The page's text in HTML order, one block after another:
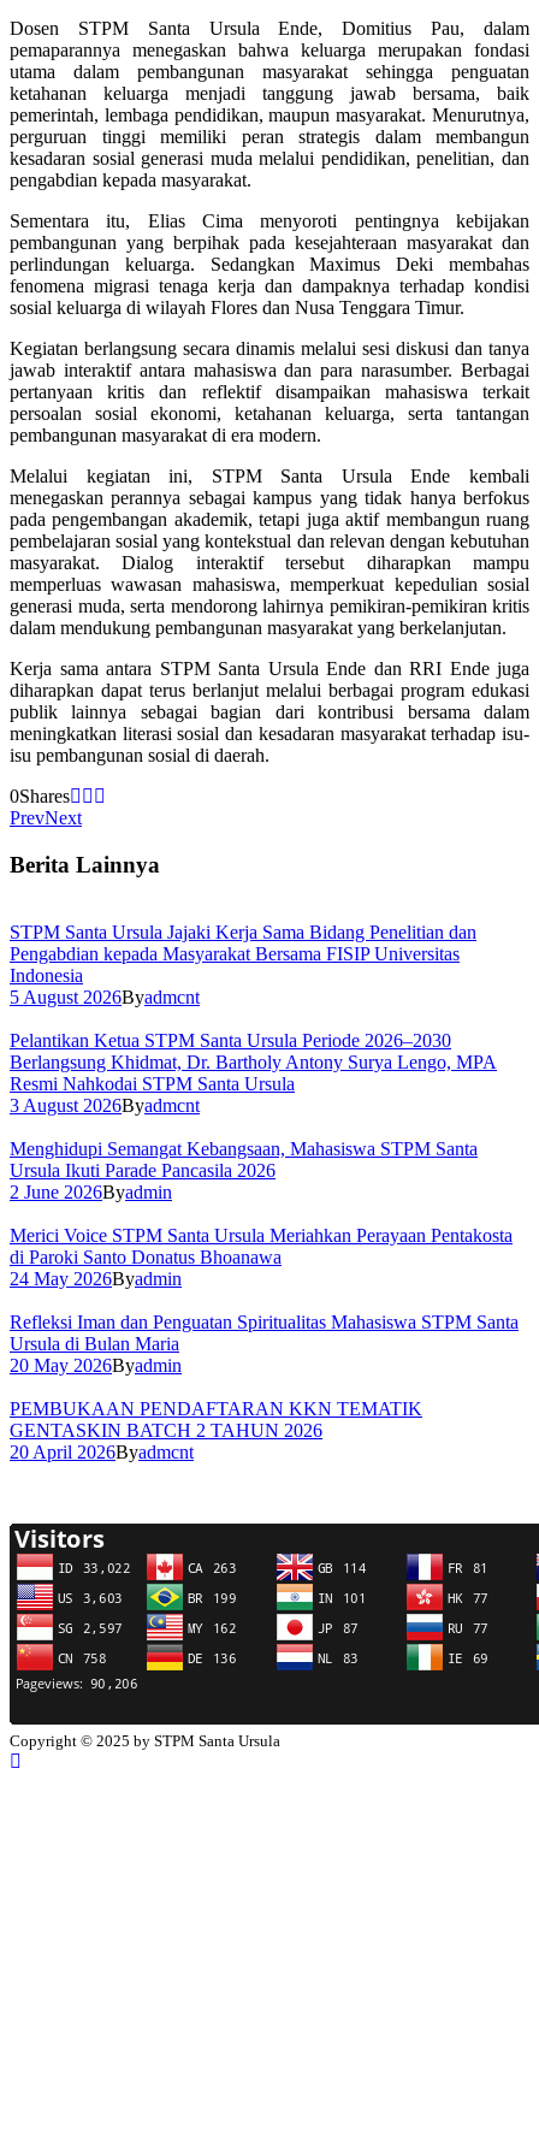
Dosen STPM Santa Ursula Ende, Domitius Pau, dalam
pemaparannya menegaskan bahwa keluarga merupakan fondasi
utama dalam pembangunan masyarakat sehingga penguatan
ketahanan keluarga menjadi tanggung jawab bersama, baik
pemerintah, lembaga pendidikan, maupun masyarakat. Menurutnya,
perguruan tinggi memiliki peran strategis dalam membangun
kesadaran sosial generasi muda melalui pendidikan, penelitian, dan
pengabdian kepada masyarakat.
Sementara itu, Elias Cima menyoroti pentingnya kebijakan
pembangunan yang berpihak pada kesejahteraan masyarakat dan
perlindungan keluarga. Sedangkan Maximus Deki membahas
fenomena migrasi tenaga kerja dan dampaknya terhadap kondisi
sosial keluarga di wilayah Flores dan Nusa Tenggara Timur.
Kegiatan berlangsung secara dinamis melalui sesi diskusi dan tanya
jawab interaktif antara mahasiswa dan para narasumber. Berbagai
pertanyaan kritis dan reflektif disampaikan mahasiswa terkait
persoalan sosial ekonomi, ketahanan keluarga, serta tantangan
pembangunan masyarakat di era modern.
Melalui kegiatan ini, STPM Santa Ursula Ende kembali
menegaskan perannya sebagai kampus yang tidak hanya berfokus
pada pengembangan akademik, tetapi juga aktif membangun ruang
pembelajaran sosial yang kontekstual dan relevan dengan kebutuhan
masyarakat. Dialog interaktif tersebut diharapkan mampu
memperluas wawasan mahasiswa, memperkuat kepedulian sosial
generasi muda, serta mendorong lahirnya pemikiran-pemikiran kritis
dalam mendukung pembangunan masyarakat yang berkelanjutan.
Kerja sama antara STPM Santa Ursula Ende dan RRI Ende juga
diharapkan dapat terus berlanjut melalui berbagai program edukasi
publik lainnya sebagai bagian dari kontribusi bersama dalam
meningkatkan literasi sosial dan kesadaran masyarakat terhadap isu-
isu pembangunan sosial di daerah.
0Shares
PrevNext
Berita Lainnya
STPM Santa Ursula Jajaki Kerja Sama Bidang Penelitian dan
Pengabdian kepada Masyarakat Bersama FISIP Universitas
Indonesia
5 August 2026Byadmcnt
Pelantikan Ketua STPM Santa Ursula Periode 2026–2030
Berlangsung Khidmat, Dr. Bartholy Antony Surya Lengo, MPA
Resmi Nahkodai STPM Santa Ursula
3 August 2026Byadmcnt
Menghidupi Semangat Kebangsaan, Mahasiswa STPM Santa
Ursula Ikuti Parade Pancasila 2026
2 June 2026Byadmin
Merici Voice STPM Santa Ursula Meriahkan Perayaan Pentakosta
di Paroki Santo Donatus Bhoanawa
24 May 2026Byadmin
Refleksi Iman dan Penguatan Spiritualitas Mahasiswa STPM Santa
Ursula di Bulan Maria
20 May 2026Byadmin
PEMBUKAAN PENDAFTARAN KKN TEMATIK
GENTASKIN BATCH 2 TAHUN 2026
20 April 2026Byadmcnt
Copyright © 2025 by STPM Santa Ursula